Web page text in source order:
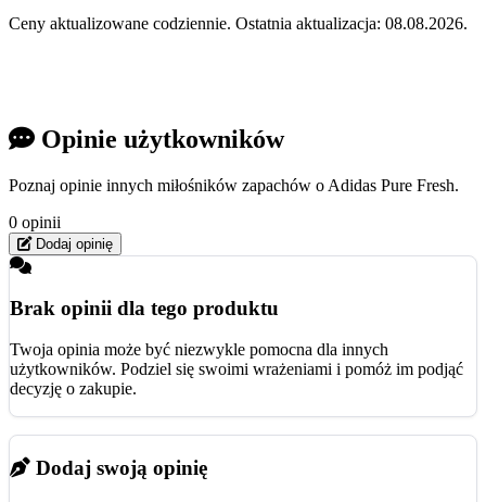
Ceny aktualizowane codziennie. Ostatnia aktualizacja: 08.08.2026.
Opinie użytkowników
Poznaj opinie innych miłośników zapachów o Adidas Pure Fresh.
0 opinii
Dodaj opinię
Brak opinii dla tego produktu
Twoja opinia może być niezwykle pomocna dla innych
użytkowników. Podziel się swoimi wrażeniami i pomóż im podjąć
decyzję o zakupie.
Dodaj swoją opinię